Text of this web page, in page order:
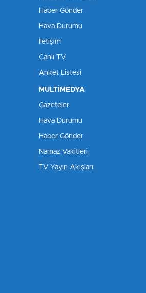
Haber Gönder
Hava Durumu
İletişim
Canlı TV
Anket Listesi
MULTİMEDYA
Gazeteler
Hava Durumu
Haber Gönder
Namaz Vakitleri
TV Yayın Akışları